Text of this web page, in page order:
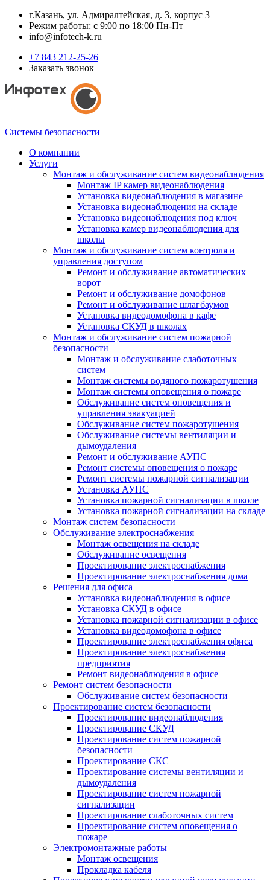
г.Казань, ул. Адмиралтейская, д. 3, корпус 3
Режим работы: с 9:00 по 18:00 Пн-Пт
info@infotech-k.ru
+7 843 212-25-26
Заказать звонок
Системы безопасности
О компании
Услуги
Монтаж и обслуживание систем видеонаблюдения
Монтаж IP камер видеонаблюдения
Установка видеонаблюдения в магазине
Установка видеонаблюдения на складе
Установка видеонаблюдения под ключ
Установка камер видеонаблюдения для
школы
Монтаж и обслуживание систем контроля и
управления доступом
Ремонт и обслуживание автоматических
ворот
Ремонт и обслуживание домофонов
Ремонт и обслуживание шлагбаумов
Установка видеодомофона в кафе
Установка СКУД в школах
Монтаж и обслуживание систем пожарной
безопасности
Монтаж и обслуживание слаботочных
систем
Монтаж системы водяного пожаротушения
Монтаж системы оповещения о пожаре
Обслуживание систем оповещения и
управления эвакуацией
Обслуживание систем пожаротушения
Обслуживание системы вентиляции и
дымоудаления
Ремонт и обслуживание АУПС
Ремонт системы оповещения о пожаре
Ремонт системы пожарной сигнализации
Установка АУПС
Установка пожарной сигнализации в школе
Установка пожарной сигнализации на складе
Монтаж систем безопасности
Обслуживание электроснабжения
Монтаж освещения на складе
Обслуживание освещения
Проектирование электроснабжения
Проектирование электроснабжения дома
Решения для офиса
Установка видеонаблюдения в офисе
Установка СКУД в офисе
Установка пожарной сигнализации в офисе
Установка видеодомофона в офисе
Проектирование электроснабжения офиса
Проектирование электроснабжения
предприятия
Ремонт видеонаблюдения в офисе
Ремонт систем безопасности
Обслуживание систем безопасности
Проектирование систем безопасности
Проектирование видеонаблюдения
Проектирование СКУД
Проектирование систем пожарной
безопасности
Проектирование СКС
Проектирование системы вентиляции и
дымоудаления
Проектирование систем пожарной
сигнализации
Проектирование слаботочных систем
Проектирование систем оповещения о
пожаре
Электромонтажные работы
Монтаж освещения
Прокладка кабеля